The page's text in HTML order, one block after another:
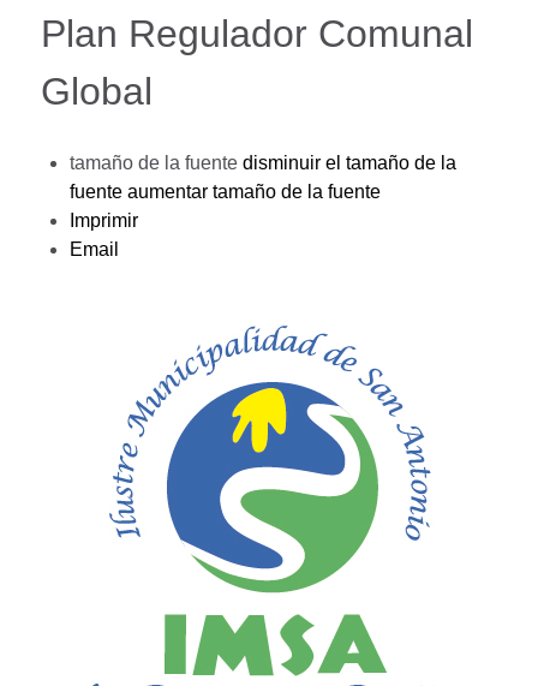
Plan Regulador Comunal
Global
tamaño de la fuente disminuir el tamaño de la
fuente aumentar tamaño de la fuente
Imprimir
Email